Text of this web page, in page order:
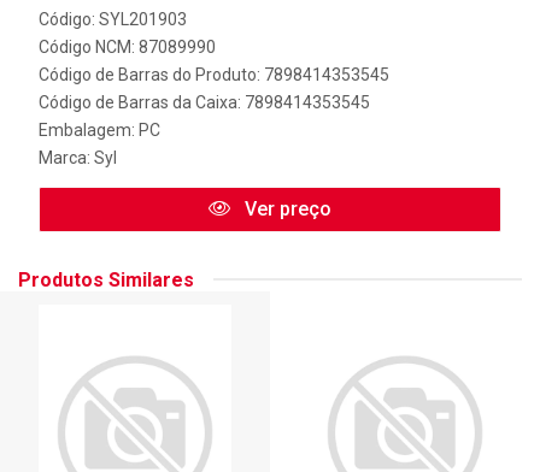
Código: SYL201903
Código NCM: 87089990
Código de Barras do Produto: 7898414353545
Código de Barras da Caixa: 7898414353545
Embalagem: PC
Marca: Syl
Ver preço
Produtos Similares